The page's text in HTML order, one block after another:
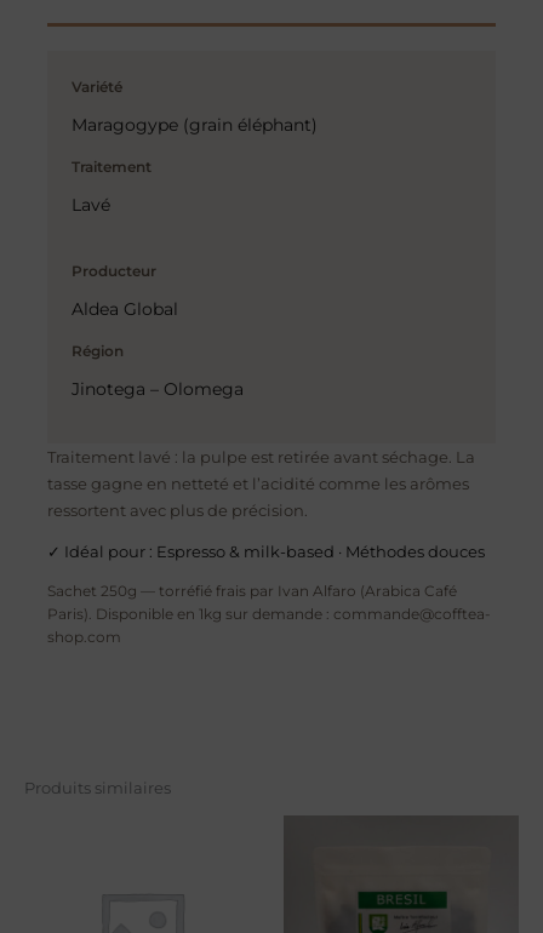
Variété
Maragogype (grain éléphant)
Traitement
Lavé
Producteur
Aldea Global
Région
Jinotega – Olomega
Traitement lavé : la pulpe est retirée avant séchage. La
tasse gagne en netteté et l’acidité comme les arômes
ressortent avec plus de précision.
✓ Idéal pour : Espresso & milk-based · Méthodes douces
Sachet 250g — torréfié frais par Ivan Alfaro (Arabica Café
Paris). Disponible en 1kg sur demande : commande@cofftea-
shop.com
Produits similaires